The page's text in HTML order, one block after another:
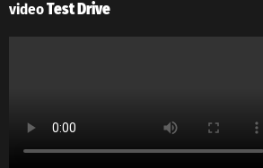
videoTest Drive